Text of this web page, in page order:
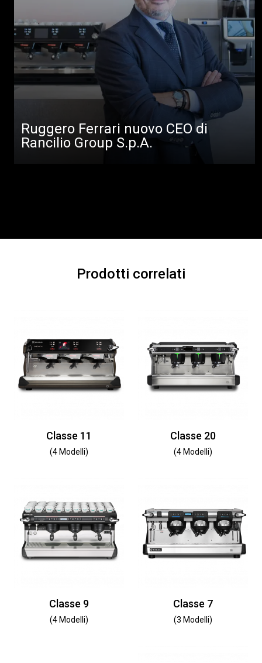
Ruggero Ferrari nuovo CEO di
Rancilio Group S.p.A.
Prodotti correlati
Classe 11
(4 Modelli)
Classe 20
(4 Modelli)
Classe 9
(4 Modelli)
Classe 7
(3 Modelli)